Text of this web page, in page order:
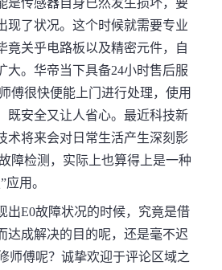
现了状况。这个时候就需要专业
竟关乎电路板以及精密元件，自
大。华帝当下具备24小时售后服
傅很快便能上门进行处理，使用
既安全又让人省心。最近科技新
术将来会对日常生活产生深刻影
障检测，实际上也算得上是一种
用。
出E0故障状况的时候，究竟是借
达成解决的目的呢，还是毫不迟
师傅呢？诚挚欢迎于评论区域之